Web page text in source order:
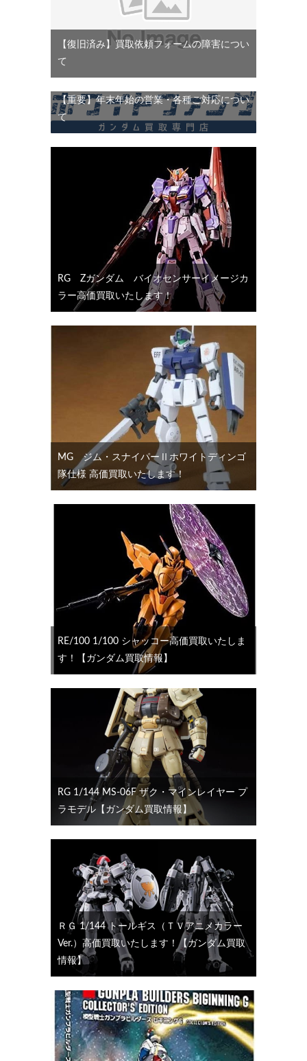
【復旧済み】買取依頼フォームの障害につい
て
【重要】年末年始の営業・各種ご対応につい
て
RG Ζガンダム バイオセンサーイメージカ
ラー高価買取いたします！
MG ジム・スナイパーⅡホワイトディンゴ
隊仕様 高価買取いたします！
RE/100 1/100 シャッコー高価買取いたしま
す！【ガンダム買取情報】
RG 1/144 MS-06F ザク・マインレイヤー プ
ラモデル【ガンダム買取情報】
ＲＧ 1/144 トールギス（ＴＶアニメカラー
Ver.）高価買取いたします！【ガンダム買取
情報】